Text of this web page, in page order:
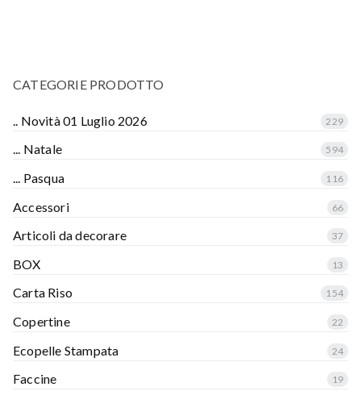
CATEGORIE PRODOTTO
.. Novità 01 Luglio 2026 229
... Natale 594
... Pasqua 116
Accessori 66
Articoli da decorare 37
BOX 13
Carta Riso 154
Copertine 22
Ecopelle Stampata 24
Faccine 19